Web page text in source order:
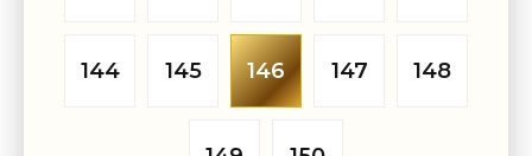
144 145 146 147 148